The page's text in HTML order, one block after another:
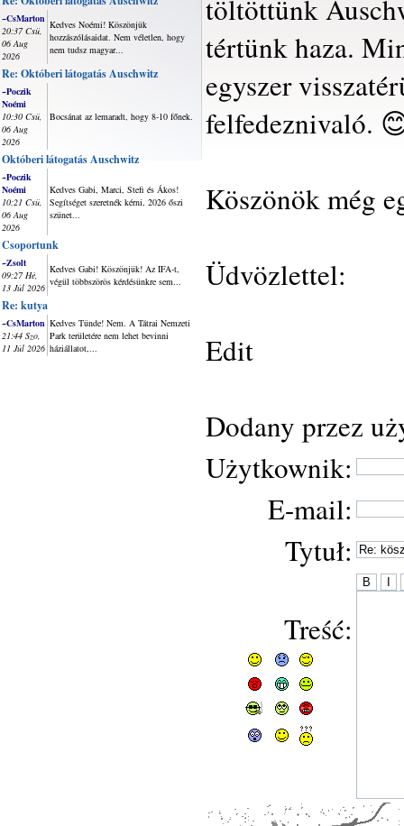
~CsMarton
20:37 Csü,
06 Aug
2026
Kedves Noémi! Köszönjük
hozzászólásaidat. Nem véletlen, hogy
nem tudsz magyar...
Re: Októberi látogatás Auschwitz
~Poczik
Noémi
10:30 Csü,
06 Aug
2026
Bocsánat az lemaradt, hogy 8-10 főnek.
Októberi látogatás Auschwitz
~Poczik
Noémi
10:21 Csü,
06 Aug
2026
Kedves Gabi, Marci, Stefi és Ákos!
Segítséget szeretnék kérni, 2026 őszi
szünet...
Csoportunk
~Zsolt
09:27 Hé,
13 Júl 2026
Kedves Gabi! Köszönjük! Az IFA-t,
végül többszörös kérdésünkre sem...
Re: kutya
~CsMarton
21:44 Szo,
11 Júl 2026
Kedves Tünde! Nem. A Tátrai Nemzeti
Park területére nem lehet bevinni
háziállatot,...
töltöttünk
tértünk haza.
egyszer
felfedeznivaló.
Köszönök még
Üdvözlettel:
Edit
Dodany przez
Użytkownik:
E-mail:
Tytuł:
Treść: